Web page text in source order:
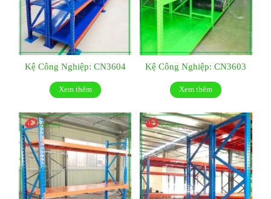
Kệ Công Nghiệp: CN3604
Xem thêm
Kệ Công Nghiệp: CN3603
Xem thêm